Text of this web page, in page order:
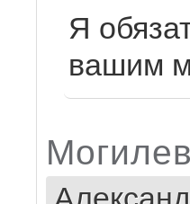
Я
вашим